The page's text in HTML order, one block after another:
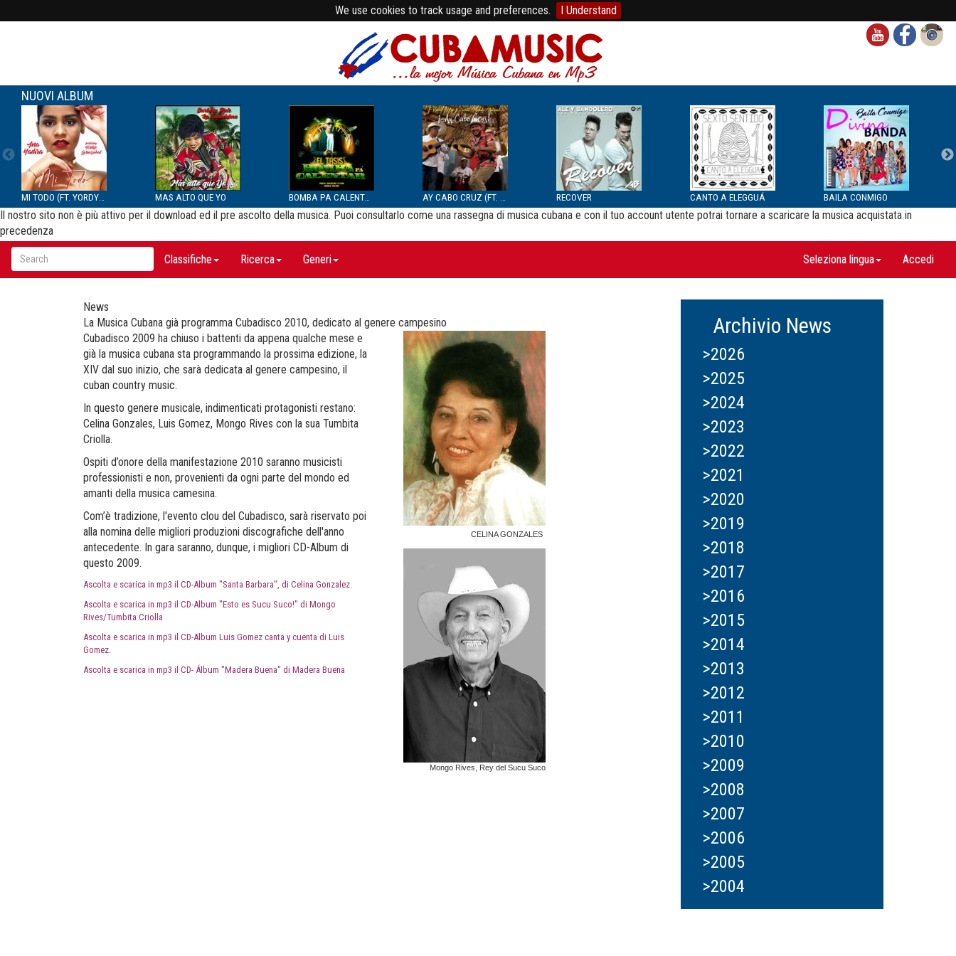
We use cookies to track usage and preferences. I Understand
NUOVI ALBUM
MAS ALTO QUE YO BOMBA PA CALENTAR RECOVER CANTO A ELEGGUÁ BAILA CONMIGO
Il nostro sito non è più attivo per il download ed il pre ascolto della musica. Puoi consultarlo come una rassegna di musica cubana e con il tuo account utente potrai tornare a scaricare la musica acquistata in
precedenza
Classifiche Ricerca Generi Seleziona lingua Accedi
News
La Musica Cubana già programma Cubadisco 2010, dedicato al genere campesino
Cubadisco 2009 ha chiuso i battenti da appena qualche mese e
già la musica cubana sta programmando la prossima edizione, la
XIV dal suo inizio, che sarà dedicata al genere campesino, il
cuban country music.
In questo genere musicale, indimenticati protagonisti restano:
Celina Gonzales, Luis Gomez, Mongo Rives con la sua Tumbita
Criolla.
Ospiti d’onore della manifestazione 2010 saranno musicisti
professionisti e non, provenienti da ogni parte del mondo ed
amanti della musica camesina.
Com’è tradizione, l'evento clou del Cubadisco, sarà riservato poi
alla nomina delle migliori produzioni discografiche dell'anno
antecedente. In gara saranno, dunque, i migliori CD-Album di
questo 2009.
Ascolta e scarica in mp3 il CD-Album "Santa Barbara", di Celina Gonzalez.
Ascolta e scarica in mp3 il CD-Album "Esto es Sucu Suco!" di Mongo
Rives/Tumbita Criolla
Ascolta e scarica in mp3 il CD-Album Luis Gomez canta y cuenta di Luis
Gomez.
Ascolta e scarica in mp3 il CD- Álbum "Madera Buena" di Madera Buena
CELINA GONZALES
Mongo Rives, Rey del Sucu Suco
Archivio News
>2026
>2025
>2024
>2023
>2022
>2021
>2020
>2019
>2018
>2017
>2016
>2015
>2014
>2013
>2012
>2011
>2010
>2009
>2008
>2007
>2006
>2005
>2004